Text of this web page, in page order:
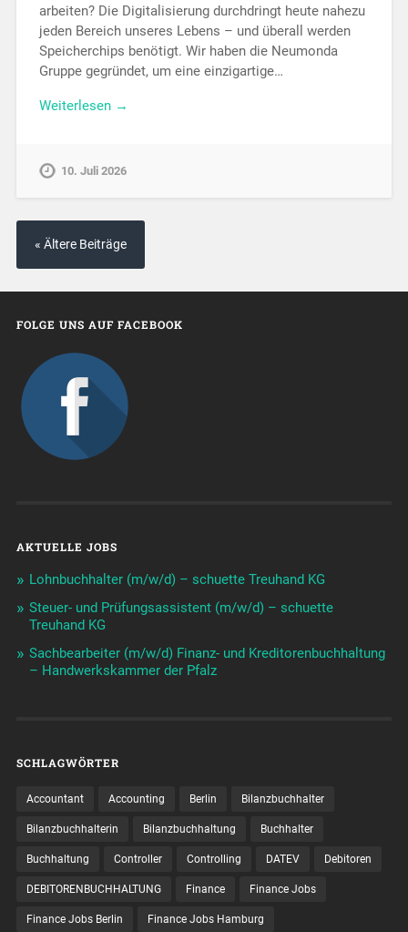
arbeiten? Die Digitalisierung durchdringt heute nahezu
jeden Bereich unseres Lebens – und überall werden
Speicherchips benötigt. Wir haben die Neumonda
Gruppe gegründet, um eine einzigartige…
Weiterlesen →
10. Juli 2026
« Ältere Beiträge
FOLGE UNS AUF FACEBOOK
AKTUELLE JOBS
Lohnbuchhalter (m/w/d) – schuette Treuhand KG
Steuer- und Prüfungsassistent (m/w/d) – schuette
Treuhand KG
Sachbearbeiter (m/w/d) Finanz- und Kreditorenbuchhaltung
– Handwerkskammer der Pfalz
SCHLAGWÖRTER
Accountant Accounting Berlin Bilanzbuchhalter
Bilanzbuchhalterin Bilanzbuchhaltung Buchhalter
Buchhaltung Controller Controlling DATEV Debitoren
DEBITORENBUCHHALTUNG Finance Finance Jobs
Finance Jobs Berlin Finance Jobs Hamburg